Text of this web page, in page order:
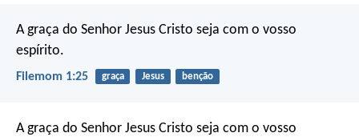
A graça do Senhor Jesus Cristo seja com o vosso
espírito.
Filemom 1:25 graça Jesus benção
A graça do Senhor Jesus Cristo seja com o vosso